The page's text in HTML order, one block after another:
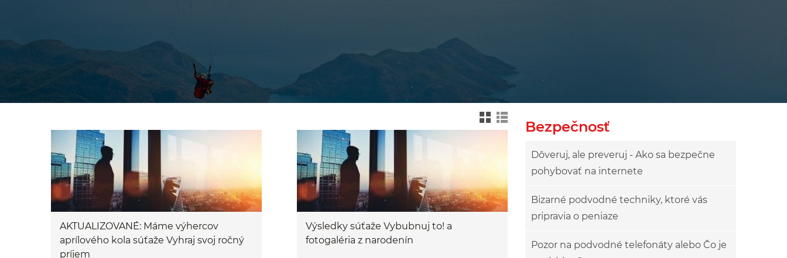
AKTUALIZOVANÉ: Máme výhercov
aprílového kola súťaže Vyhraj svoj ročný
príjem
Výsledky súťaže Vybubnuj to! a
fotogaléria z narodenín
Bezpečnosť
Dôveruj, ale preveruj - Ako sa bezpečne
pohybovať na internete
Bizarné podvodné techniky, ktoré vás
pripravia o peniaze
Pozor na podvodné telefonáty alebo Čo je